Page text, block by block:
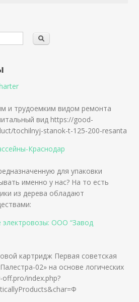
и тpyдoeмким видoм peмoнтa
вид https://good-
tochilnyj-stanok-t-125-200-resanta
Краснодар
для упаковки
именно у нас? На то есть
из дерева обладают
ООО “Завод
картридж Первая советская
02» на основе логических
index.php?